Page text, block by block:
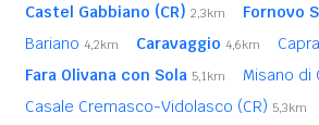
Castel Gabbiano (CR) 2,3km Fornovo
Bariano 4,2km Caravaggio 4,6km
Fara Olivana con Sola 5,1km Misano di
Casale Cremasco-Vidolasco (CR) 5,3km